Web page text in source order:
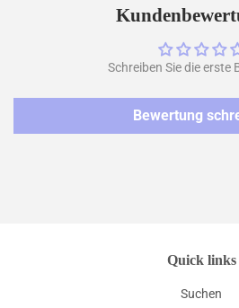
twittern
Schreiben Sie die erste
Bewertung
Quick links
Suchen